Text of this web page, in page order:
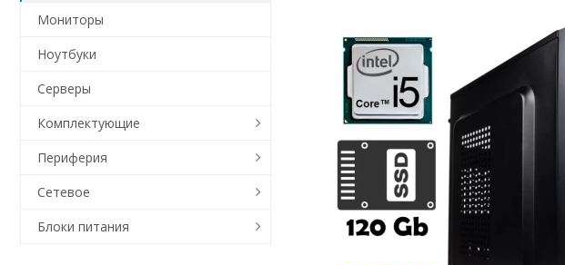
Мониторы
Ноутбуки
Серверы
Комплектующие
Периферия
Сетевое
Блоки питания